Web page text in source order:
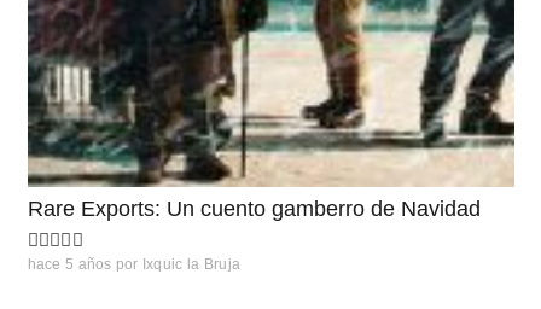
Rare Exports: Un cuento gamberro de Navidad
hace 5 años por Ixquic la Bruja